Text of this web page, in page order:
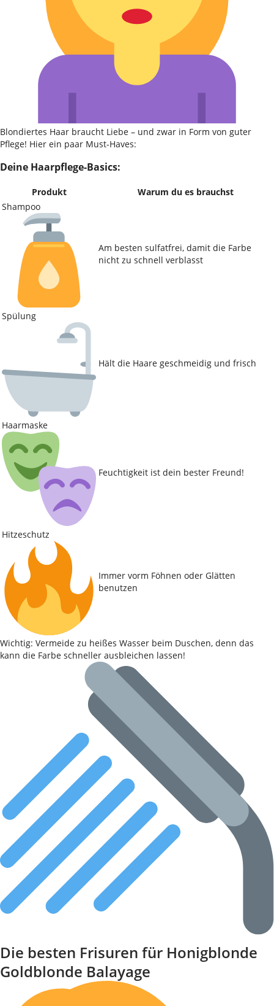
Blondiertes Haar braucht Liebe – und zwar in Form von guter
Pflege! Hier ein paar Must-Haves:
Deine Haarpflege-Basics:
Produkt
Warum du es brauchst
Shampoo
Am besten sulfatfrei, damit die Farbe
nicht zu schnell verblasst
Spülung
Hält die Haare geschmeidig und frisch
Haarmaske
Feuchtigkeit ist dein bester Freund!
Hitzeschutz
Immer vorm Föhnen oder Glätten
benutzen
Wichtig: Vermeide zu heißes Wasser beim Duschen, denn das
kann die Farbe schneller ausbleichen lassen!
Die besten Frisuren für Honigblonde
Goldblonde Balayage